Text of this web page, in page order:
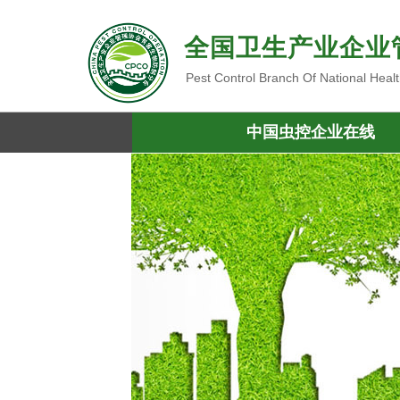
全国卫生产业企
Pest Control Branch Of National
中国虫控企业在线